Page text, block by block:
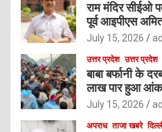
राम मंदिर सीईओ
पूर्व आइपीएस
July 15, 2026
उत्तर प्रदेश उत्तर प्रदेश
बाबा बर्फानी के
लाख पार हुआ
July 15, 2026
अपराध ताजा खबरे